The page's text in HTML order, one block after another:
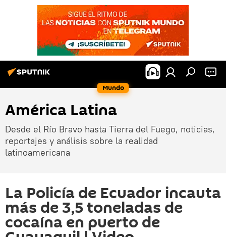
Mundo
América Latina
Desde el Río Bravo hasta Tierra del Fuego, noticias,
reportajes y análisis sobre la realidad
latinoamericana
La Policía de Ecuador incauta
más de 3,5 toneladas de
cocaína en puerto de